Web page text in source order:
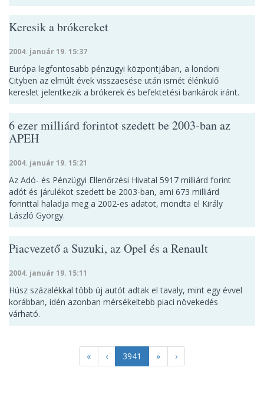
Keresik a brókereket
2004. január 19. 15:37
Európa legfontosabb pénzügyi központjában, a londoni
Cityben az elmúlt évek visszaesése után ismét élénkülő
kereslet jelentkezik a brókerek és befektetési bankárok iránt.
6 ezer milliárd forintot szedett be 2003-ban az
APEH
2004. január 19. 15:21
Az Adó- és Pénzügyi Ellenőrzési Hivatal 5917 milliárd forint
adót és járulékot szedett be 2003-ban, ami 673 milliárd
forinttal haladja meg a 2002-es adatot, mondta el Király
László György.
Piacvezető a Suzuki, az Opel és a Renault
2004. január 19. 15:11
Húsz százalékkal több új autót adtak el tavaly, mint egy évvel
korábban, idén azonban mérsékeltebb piaci növekedés
várható.
« ‹ 3941 » ›